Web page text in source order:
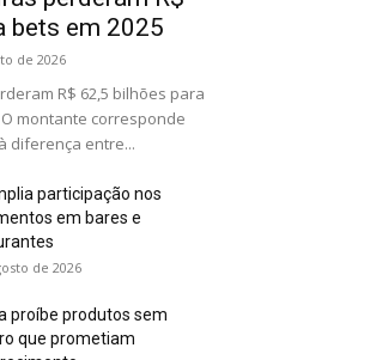
bets em 2025
de 2026
R$ 62,5 bilhões para
montante corresponde
diferença entre...
participação nos
em bares e
de 2026
proíbe produtos sem
que prometiam